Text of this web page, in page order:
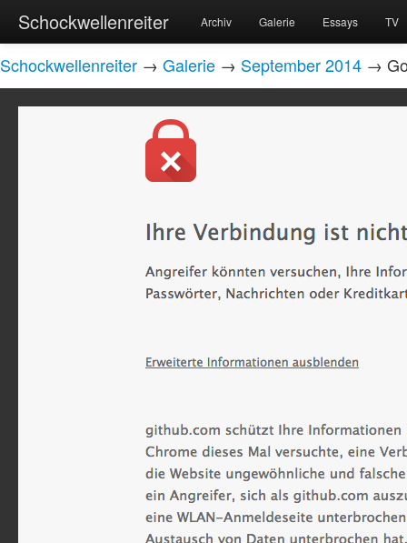
Schockwellenreiter Archiv Galerie Essays TV
Schockwellenreiter → Galerie → September 2014 →